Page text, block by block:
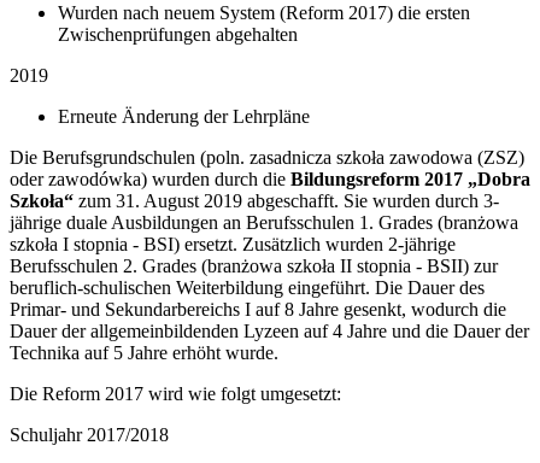
Wurden nach neuem System (Reform 2017) die ersten
Zwischenprüfungen abgehalten
2019
Erneute Änderung der Lehrpläne
Die Berufsgrundschulen (poln. zasadnicza szkoła zawodowa (ZSZ)
oder zawodówka) wurden durch die Bildungsreform 2017 „Dobra
Szkoła“ zum 31. August 2019 abgeschafft. Sie wurden durch 3-
jährige duale Ausbildungen an Berufsschulen 1. Grades (branżowa
szkoła I stopnia - BSI) ersetzt. Zusätzlich wurden 2-jährige
Berufsschulen 2. Grades (branżowa szkoła II stopnia - BSII) zur
beruflich-schulischen Weiterbildung eingeführt. Die Dauer des
Primar- und Sekundarbereichs I auf 8 Jahre gesenkt, wodurch die
Dauer der allgemeinbildenden Lyzeen auf 4 Jahre und die Dauer der
Technika auf 5 Jahre erhöht wurde.
Die Reform 2017 wird wie folgt umgesetzt:
Schuljahr 2017/2018